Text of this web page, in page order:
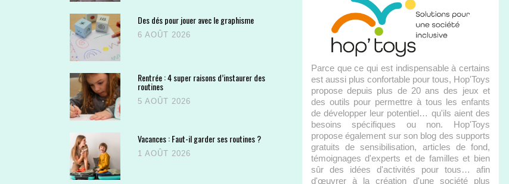
Des dés pour jouer avec le graphisme
6 AOÛT 2026
Rentrée : 4 super raisons d’instaurer des
routines
5 AOÛT 2026
Vacances : Faut-il garder ses routines ?
1 AOÛT 2026
Parce que ce qui est indispensable à certains
est aussi plus confortable pour tous, Hop'Toys
propose depuis plus de 20 ans des jeux et
des outils pour permettre à tous les enfants
de développer leur potentiel… qu'ils aient des
besoins spécifiques ou non. Hop'Toys
propose également sur son blog des supports
gratuits de sensibilisation, articles de fond,
témoignages d'experts et de familles et bien
sûr des idées d'activités pour tous… afin
d'œuvrer à la création d'une société plus